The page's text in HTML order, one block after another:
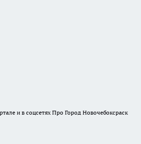
и в соцсетях Про Город Новочебоксраск